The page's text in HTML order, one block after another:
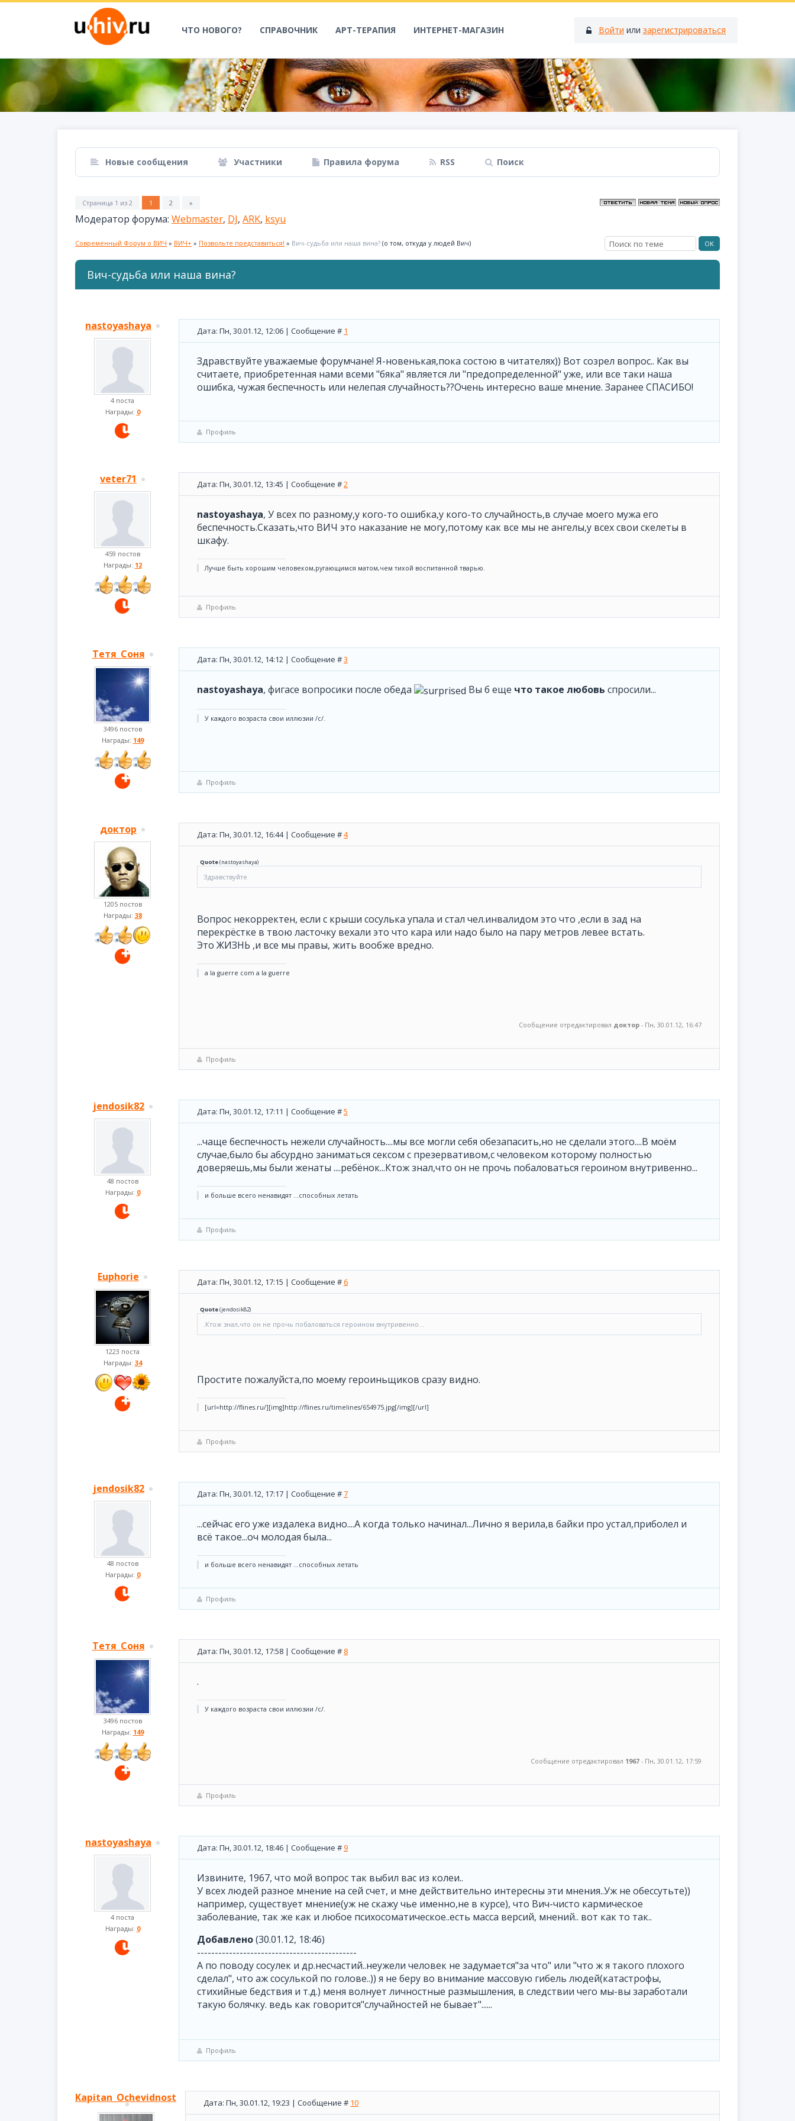
Войти или зарегистрироваться
ЧТО НОВОГО? СПРАВОЧНИК АРТ-ТЕРАПИЯ ИНТЕРНЕТ-МАГАЗИН
Новые сообщения Участники Правила форума RSS Поиск
Страница 1 из 2 1 2 »
Модератор форума: Webmaster, DJ, ARK, ksyu
Современный Форум о ВИЧ » ВИЧ+ » Позвольте представиться! » Вич-судьба или наша вина? (о том, откуда у людей Вич)
Вич-судьба или наша вина?
nastoyashaya
4 поста
Награды: 0
Дата: Пн, 30.01.12, 12:06 | Сообщение # 1
Здравствуйте уважаемые форумчане! Я-новенькая,пока состою в читателях)) Вот созрел вопрос.. Как вы
считаете, приобретенная нами всеми "бяка" является ли "предопределенной" уже, или все таки наша
ошибка, чужая беспечность или нелепая случайность??Очень интересно ваше мнение. Заранее СПАСИБО!
Профиль
veter71
459 постов
Награды: 12
Дата: Пн, 30.01.12, 13:45 | Сообщение #2
nastoyashaya, У всех по разному,у кого-то ошибка,у кого-то случайность,в случае моего мужа его
беспечность.Сказать,что ВИЧ это наказание не могу,потому как все мы не ангелы,у всех свои скелеты в
шкафу.
Лучше быть хорошим человеком,ругающимся матом,чем тихой воспитанной тварью.
Профиль
Тетя_Соня
3496 постов
Награды: 149
Дата: Пн, 30.01.12, 14:12 | Сообщение #3
nastoyashaya, фигасе вопросики после обеда Вы б еще что такое любовь спросили...
У каждого возраста свои иллюзии /с/.
Профиль
доктор
1205 постов
Награды: 38
Дата: Пн, 30.01.12, 16:44 | Сообщение #4
Quote(nastoyashaya)
Здравствуйте
Вопрос некорректен, если с крыши сосулька упала и стал чел.инвалидом это что ,если в зад на
перекрёстке в твою ласточку вехали это что кара или надо было на пару метров левее встать.
Это ЖИЗНЬ ,и все мы правы, жить вообже вредно.
a la guerre com a la guerre
Сообщение отредактировал доктор - Пн, 30.01.12, 16:47
Профиль
jendosik82
48 постов
Награды: 0
Дата: Пн, 30.01.12, 17:11 | Сообщение #5
...чаще беспечность нежели случайность....мы все могли себя обезапасить,но не сделали этого....В моём
случае,было бы абсурдно заниматься сексом с презервативом,с человеком которому полностью
доверяешь,мы были женаты ....ребёнок...Ктож знал,что он не прочь побаловаться героином внутривенно...
и больше всего ненавидят ...способных летать
Профиль
Euphorie
1223 поста
Награды: 34
Дата: Пн, 30.01.12, 17:15 | Сообщение #6
Quote(jendosik82)
.Ктож знал,что он не прочь побаловаться героином внутривенно...
Простите пожалуйста,по моему героиньщиков сразу видно.
[url=http://flines.ru/][img]http://flines.ru/timelines/654975.jpg[/img][/url]
Профиль
jendosik82
48 постов
Награды: 0
Дата: Пн, 30.01.12, 17:17 | Сообщение #7
...сейчас его уже издалека видно....А когда только начинал...Лично я верила,в байки про устал,приболел и
всё такое...оч молодая была...
и больше всего ненавидят ...способных летать
Профиль
Тетя_Соня
3496 постов
Награды: 149
Дата: Пн, 30.01.12, 17:58 | Сообщение # 8
.
У каждого возраста свои иллюзии /с/.
Сообщение отредактировал 1967 - Пн, 30.01.12, 17:59
Профиль
nastoyashaya
4 поста
Награды: 0
Дата: Пн, 30.01.12, 18:46 | Сообщение #9
Извините, 1967, что мой вопрос так выбил вас из колеи..
У всех людей разное мнение на сей счет, и мне действительно интересны эти мнения..Уж не обессутьте))
например, существует мнение(уж не скажу чье именно,не в курсе), что Вич-чисто кармическое
заболевание, так же как и любое психосоматическое..есть масса версий, мнений.. вот как то так..
Добавлено(30.01.12, 18:46)
---------------------------------------------
А по поводу сосулек и др.несчастий..неужели человек не задумается"за что" или "что ж я такого плохого
сделал", что аж сосулькой по голове..)) я не беру во внимание массовую гибель людей(катастрофы,
стихийные бедствия и т.д.) меня волнует личностные размышления, в следствии чего мы-вы заработали
такую болячку. ведь как говорится"случайностей не бывает"......
Профиль
Kapitan_Ochevidnost Дата: Пн, 30.01.12, 19:23 | Сообщение # 10